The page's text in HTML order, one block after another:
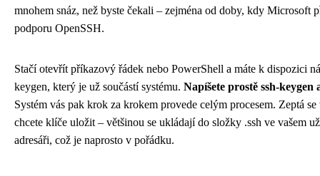
mnohem snáz, než byste čekali – zejména od doby, kdy Microsoft
podporu OpenSSH.
Stačí otevřít příkazový řádek nebo PowerShell a máte k dispozici
keygen, který je už součástí systému. Napíšete prostě ssh-keygen
Systém vás pak krok za krokem provede celým procesem. Zeptá se
chcete klíče uložit – většinou se ukládají do složky .ssh ve vašem
adresáři, což je naprosto v pořádku.